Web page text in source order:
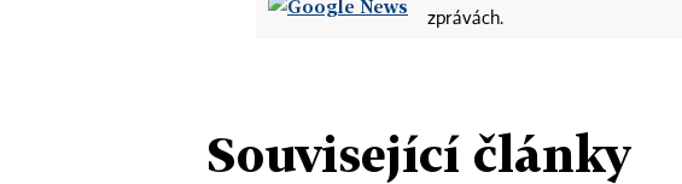
zprávách.
Související články